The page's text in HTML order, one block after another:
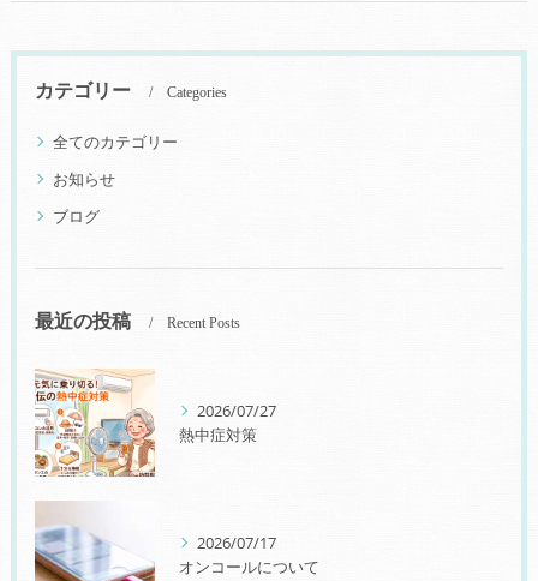
カテゴリー Categories
全てのカテゴリー
お知らせ
ブログ
最近の投稿 Recent Posts
2026/07/27
熱中症対策
2026/07/17
オンコールについて